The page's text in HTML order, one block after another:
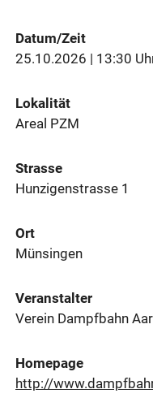
Datum/Zeit
25.10.2026 | 13:30
Lokalität
Areal PZM
Strasse
Hunzigenstrasse 1
Ort
Münsingen
Veranstalter
Verein Dampfbahn
Homepage
http://